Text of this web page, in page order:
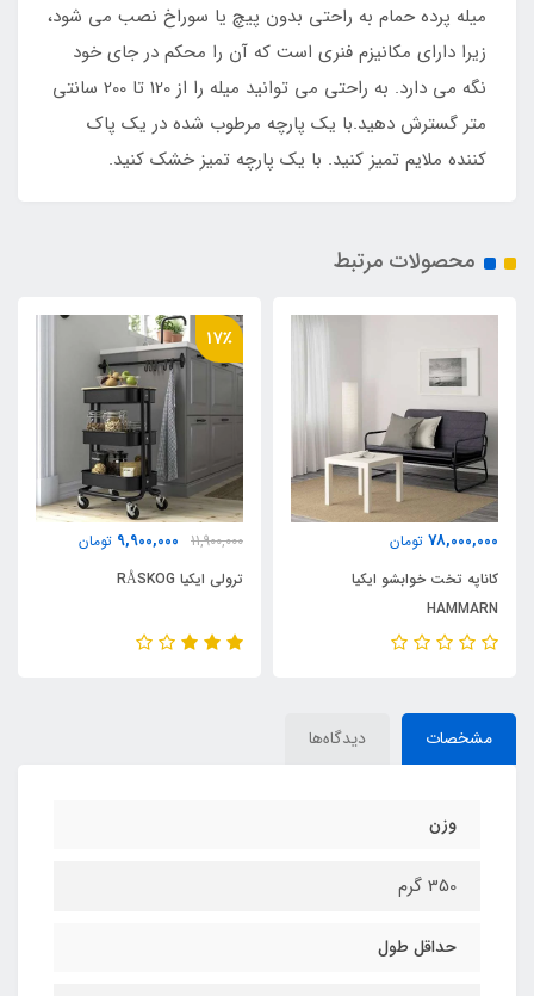
میله پرده حمام به راحتی بدون پیچ یا سوراخ نصب می شود،
زیرا دارای مکانیزم فنری است که آن را محکم در جای خود
نگه می دارد. به راحتی می توانید میله را از 120 تا 200 سانتی
متر گسترش دهید.با یک پارچه مرطوب شده در یک پاک
کننده ملایم تمیز کنید. با یک پارچه تمیز خشک کنید.
محصولات مرتبط
78,000,000 تومان
کاناپه تخت خوابشو ایکیا
HAMMARN
17٪
11,900,000
9,900,000 تومان
ترولی ایکیا RÅSKOG
مشخصات دیدگاه‌ها
وزن
350 گرم
حداقل طول